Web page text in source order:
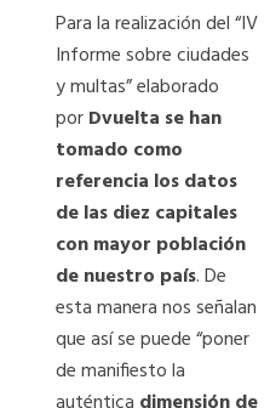
Para la realización del “IV
Informe sobre ciudades
y multas” elaborado
porDvuelta se han
tomado como
referencia los datos
de las diez capitales
con mayor población
de nuestro país. De
esta manera nos señalan
que así se puede “poner
de manifiesto la